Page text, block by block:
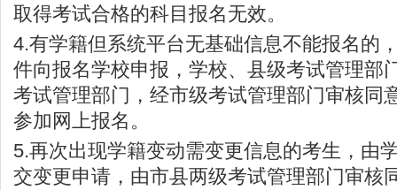
取得考试合格的科目报名无效。
4.有学籍但系统平台无基础信息不能报名的
件向报名学校申报，学校、县级考试管理部
考试管理部门，经市级考试管理部门审核同
参加网上报名。
5.再次出现学籍变动需变更信息的考生，由
交变更申请，由市县两级考试管理部门审核